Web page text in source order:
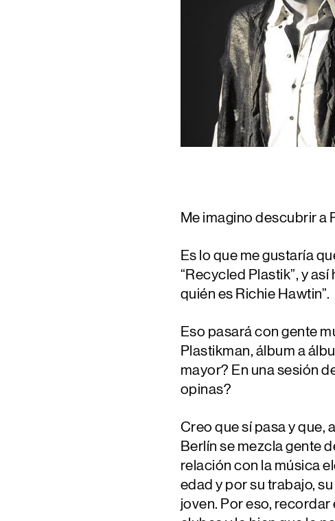
Me imagino descubrir a
Es lo que me gustaría
“Recycled Plastik”, y
quién es Richie Hawtin”.
Eso pasará con gente
Plastikman, álbum a
mayor? En una sesión
opinas?
Creo que sí pasa y que,
Berlín se mezcla gente
relación con la música
edad y por su trabajo,
joven. Por eso,